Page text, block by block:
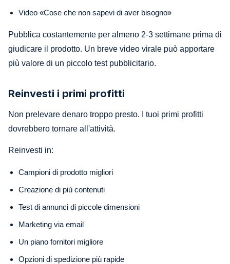
Video «Cose che non sapevi di aver bisogno»
Pubblica costantemente per almeno 2-3 settimane prima di
giudicare il prodotto. Un breve video virale può apportare
più valore di un piccolo test pubblicitario.
Reinvesti i primi profitti
Non prelevare denaro troppo presto. I tuoi primi profitti
dovrebbero tornare all'attività.
Reinvesti in:
Campioni di prodotto migliori
Creazione di più contenuti
Test di annunci di piccole dimensioni
Marketing via email
Un piano fornitori migliore
Opzioni di spedizione più rapide